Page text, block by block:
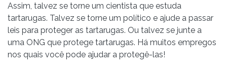
Assim, talvez se torne um cientista que estuda
tartarugas. Talvez se torne um político e ajude a passar
leis para proteger as tartarugas. Ou talvez se junte a
uma ONG que protege tartarugas. Há muitos empregos
nos quais você pode ajudar a protegê-las!